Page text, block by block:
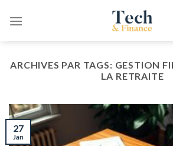
ARCHIVES PAR TAGS: GESTION
LA RETRAITE
27
Jan